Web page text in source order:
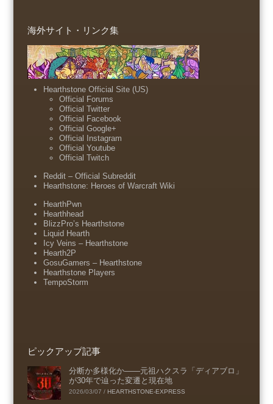
海外サイト・リンク集
Hearthstone Official Site (US)
Official Forums
Official Twitter
Official Facebook
Official Google+
Official Instagram
Official Youtube
Official Twitch
Reddit – Official Subreddit
Hearthstone: Heroes of Warcraft Wiki
HearthPwn
Hearthhead
BlizzPro’s Hearthstone
Liquid Hearth
Icy Veins – Hearthstone
Hearth2P
GosuGamers – Hearthstone
Hearthstone Players
TempoStorm
ピックアップ記事
分断か多様化か――元祖ハクスラ「ディアブロ」
が30年で辿った変遷と現在地
2026/03/07 / HEARTHSTONE-EXPRESS